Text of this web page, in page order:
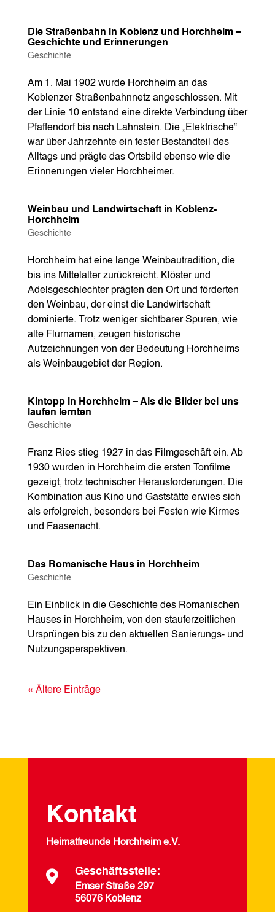
Die Straßenbahn in Koblenz und Horchheim –
Geschichte und Erinnerungen
Geschichte
Am 1. Mai 1902 wurde Horchheim an das
Koblenzer Straßenbahnnetz angeschlossen. Mit
der Linie 10 entstand eine direkte Verbindung über
Pfaffendorf bis nach Lahnstein. Die „Elektrische“
war über Jahrzehnte ein fester Bestandteil des
Alltags und prägte das Ortsbild ebenso wie die
Erinnerungen vieler Horchheimer.
Weinbau und Landwirtschaft in Koblenz-
Horchheim
Geschichte
Horchheim hat eine lange Weinbautradition, die
bis ins Mittelalter zurückreicht. Klöster und
Adelsgeschlechter prägten den Ort und förderten
den Weinbau, der einst die Landwirtschaft
dominierte. Trotz weniger sichtbarer Spuren, wie
alte Flurnamen, zeugen historische
Aufzeichnungen von der Bedeutung Horchheims
als Weinbaugebiet der Region.
Kintopp in Horchheim – Als die Bilder bei uns
laufen lernten
Geschichte
Franz Ries stieg 1927 in das Filmgeschäft ein. Ab
1930 wurden in Horchheim die ersten Tonfilme
gezeigt, trotz technischer Herausforderungen. Die
Kombination aus Kino und Gaststätte erwies sich
als erfolgreich, besonders bei Festen wie Kirmes
und Faasenacht.
Das Romanische Haus in Horchheim
Geschichte
Ein Einblick in die Geschichte des Romanischen
Hauses in Horchheim, von den stauferzeitlichen
Ursprüngen bis zu den aktuellen Sanierungs- und
Nutzungsperspektiven.
« Ältere Einträge
Kontakt
Heimatfreunde Horchheim e.V.
 Geschäftsstelle:
Emser Straße 297
56076 Koblenz